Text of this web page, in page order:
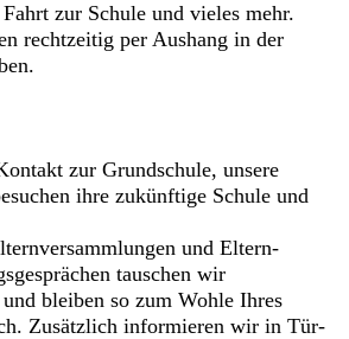
zur Schule und vieles mehr.
rechtzeitig per Aushang in der
zur Grundschule, unsere
ihre zukünftige Schule und
und Eltern-
tauschen wir
bleiben so zum Wohle Ihres
Zusätzlich informieren wir in Tür-